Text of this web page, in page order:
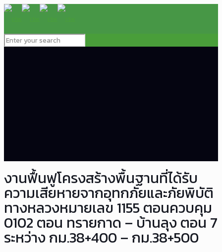
งานฟื้นฟูโครงสร้างพื้นฐานที่ได้รับ
ความเสียหายจากอุทกภัยและภัยพิบัติ
ทางหลวงหมายเลข 1155 ตอนควบคุม
0102 ตอน ทรายกาด – บ้านลุง ตอน 7
ระหว่าง กม.38+400 – กม.38+500